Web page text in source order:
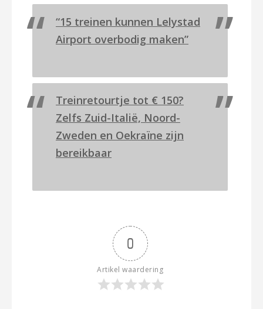
“15 treinen kunnen Lelystad
Airport overbodig maken”
Treinretourtje tot € 150?
Zelfs Zuid-Italië, Noord-
Zweden en Oekraïne zijn
bereikbaar
0
Artikel waardering